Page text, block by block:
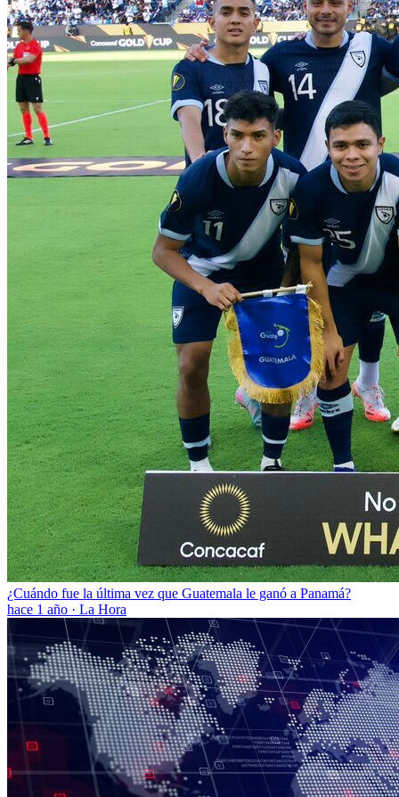
¿Cuándo fue la última vez que Guatemala le ganó a Panamá?
hace 1 año · La Hora